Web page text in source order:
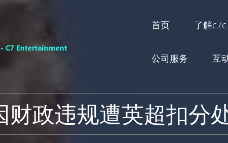
首页 了解
公司服务 互
财政违规遭英超扣分